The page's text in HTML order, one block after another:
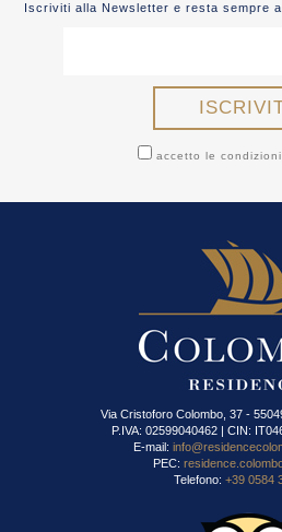
Iscriviti alla Newsletter e resta sempre
accetto le
Via Cristoforo Colombo, 37 -
P.IVA: 02599040462 | CIN:
E-mail:
PEC:
Telefono: +39 0584